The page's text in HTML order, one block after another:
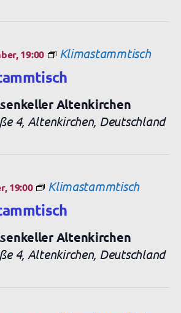
19:00 Klimastammtisch
Altenkirchen
4, Altenkirchen, Deutschland
19:00 Klimastammtisch
Altenkirchen
4, Altenkirchen, Deutschland